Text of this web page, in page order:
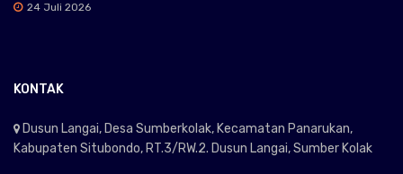
24 Juli 2026
KONTAK
Dusun Langai, Desa Sumberkolak, Kecamatan Panarukan,
Kabupaten Situbondo, RT.3/RW.2. Dusun Langai, Sumber Kolak